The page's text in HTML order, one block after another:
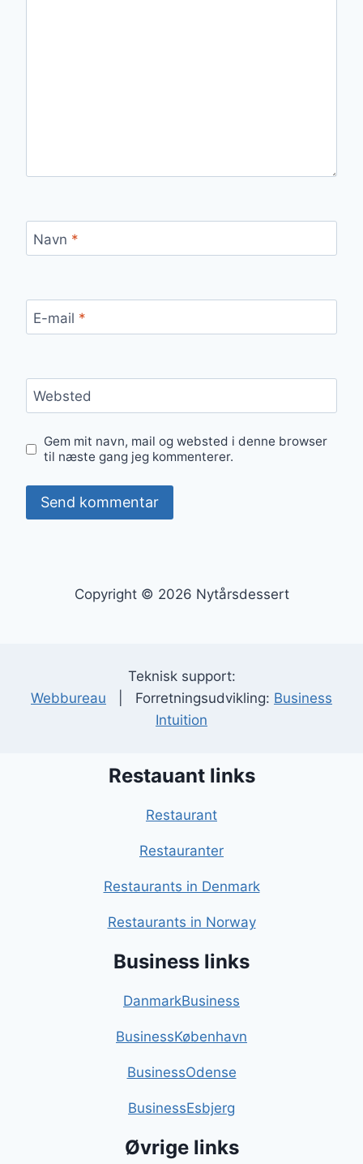
Navn *
E-mail *
Websted
Gem mit navn, mail og websted i denne browser
til næste gang jeg kommenterer.
Copyright © 2026 Nytårsdessert
Teknisk support:
Webbureau | Forretningsudvikling: Business
Intuition
Restauant links
Restaurant
Restauranter
Restaurants in Denmark
Restaurants in Norway
Business links
DanmarkBusiness
BusinessKøbenhavn
BusinessOdense
BusinessEsbjerg
Øvrige links